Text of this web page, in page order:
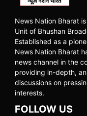
News Nation Bharat
Unit of Bhushan
Established as a
News Nation Bharat
news channel in the
providing in-depth,
discussions on
interests.
FOLLOW US